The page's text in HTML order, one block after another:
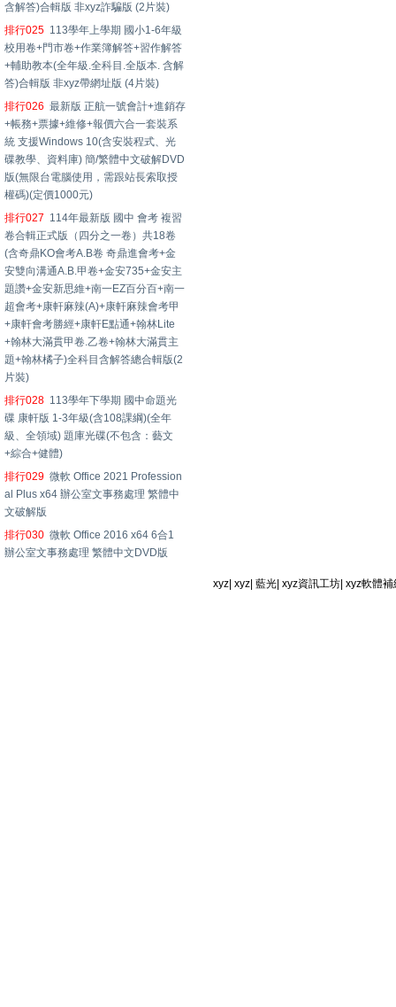
含解答)合輯版 非xyz詐騙版 (2片裝)
排行025 113學年上學期 國小1-6年級
校用卷+門市卷+作業簿解答+習作解答
+輔助教本(全年級.全科目.全版本. 含解
答)合輯版 非xyz帶網址版 (4片裝)
排行026 最新版 正航一號會計+進銷存
+帳務+票據+維修+報價六合一套裝系
統 支援Windows 10(含安裝程式、光
碟教學、資料庫) 簡/繁體中文破解DVD
版(無限台電腦使用，需跟站長索取授
權碼)(定價1000元)
排行027 114年最新版 國中 會考 複習
卷合輯正式版（四分之一卷）共18卷
(含奇鼎KO會考A.B卷 奇鼎進會考+金
安雙向溝通A.B.甲卷+金安735+金安主
題讚+金安新思維+南一EZ百分百+南一
超會考+康軒麻辣(A)+康軒麻辣會考甲
+康軒會考勝經+康軒E點通+翰林Lite
+翰林大滿貫甲卷.乙卷+翰林大滿貫主
題+翰林橘子)全科目含解答總合輯版(2
片裝)
排行028 113學年下學期 國中命題光
碟 康軒版 1-3年級(含108課綱)(全年
級、全領域) 題庫光碟(不包含：藝文
+綜合+健體)
排行029 微軟 Office 2021 Profession
al Plus x64 辦公室文事務處理 繁體中
文破解版
排行030 微軟 Office 2016 x64 6合1
辦公室文事務處理 繁體中文DVD版
xyz |xyz |藍光 |xyz資訊工坊 |xyz軟體補